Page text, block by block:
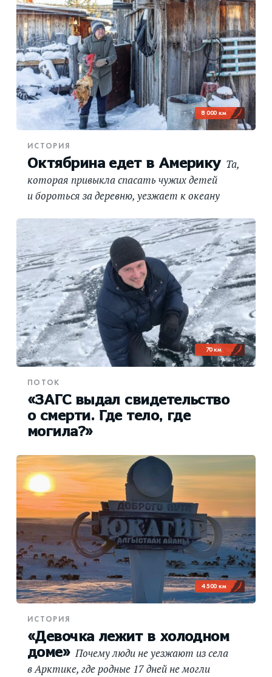
8 000 км
ИСТОРИЯ
Октябрина едет в Америку Та,
которая привыкла спасать чужих детей
и бороться за деревню, уезжает к океану
70 км
ПОТОК
«ЗАГС выдал свидетельство
о смерти. Где тело, где
могила?»
4 500 км
ИСТОРИЯ
«Девочка лежит в холодном
доме» Почему люди не уезжают из села
в Арктике, где родные 17 дней не могли